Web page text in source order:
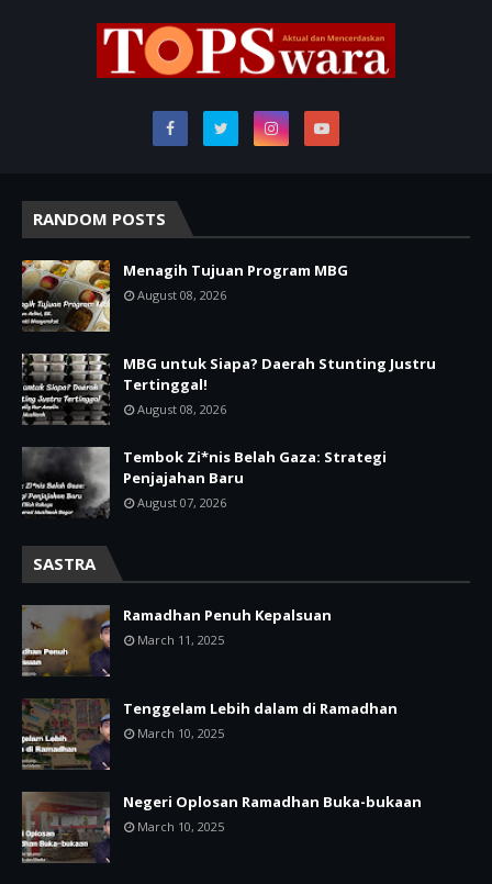
RANDOM POSTS
Menagih Tujuan Program MBG
August 08, 2026
MBG untuk Siapa? Daerah Stunting Justru
Tertinggal!
August 08, 2026
Tembok Zi*nis Belah Gaza: Strategi
Penjajahan Baru
August 07, 2026
SASTRA
Ramadhan Penuh Kepalsuan
March 11, 2025
Tenggelam Lebih dalam di Ramadhan
March 10, 2025
Negeri Oplosan Ramadhan Buka-bukaan
March 10, 2025